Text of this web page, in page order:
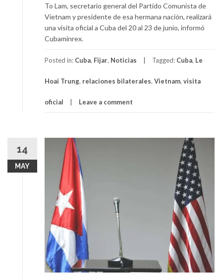
To Lam, secretario general del Partido Comunista de
Vietnam y presidente de esa hermana nación, realizará
una visita oficial a Cuba del 20 al 23 de junio, informó
Cubaminrex.
Posted in: Cuba, Fijar, Noticias Tagged: Cuba, Le
Hoai Trung, relaciones bilaterales, Vietnam, visita
oficial Leave a comment
14
MAY